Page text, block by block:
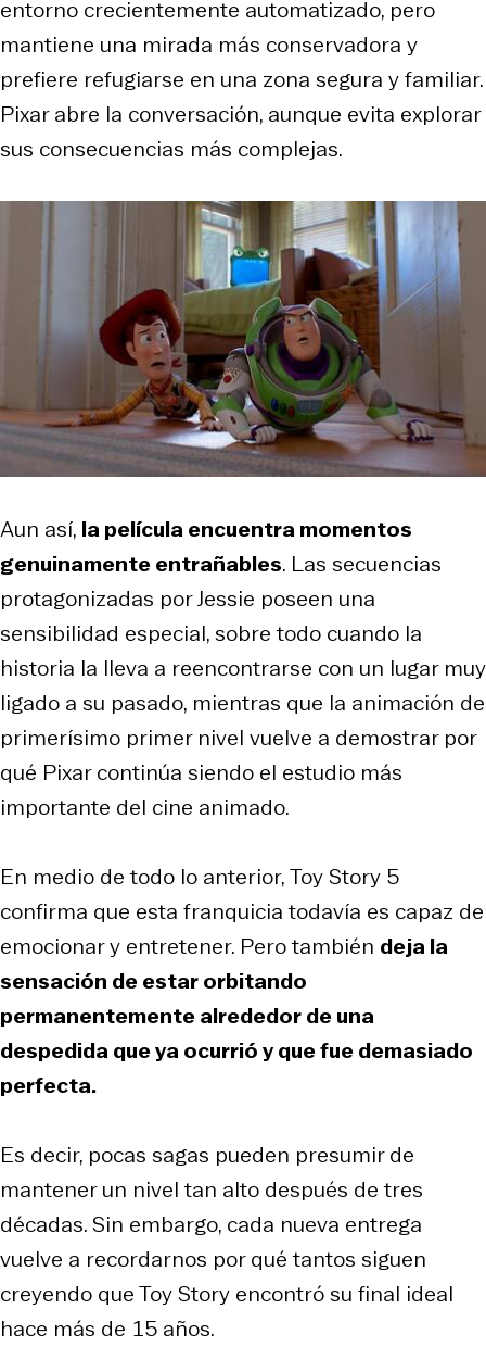
entorno crecientemente automatizado, pero
mantiene una mirada más conservadora y
prefiere refugiarse en una zona segura y familiar.
Pixar abre la conversación, aunque evita explorar
sus consecuencias más complejas.
Aun así, la película encuentra momentos
genuinamente entrañables. Las secuencias
protagonizadas por Jessie poseen una
sensibilidad especial, sobre todo cuando la
historia la lleva a reencontrarse con un lugar muy
ligado a su pasado, mientras que la animación de
primerísimo primer nivel vuelve a demostrar por
qué Pixar continúa siendo el estudio más
importante del cine animado.
En medio de todo lo anterior,Toy Story 5
confirma que esta franquicia todavía es capaz de
emocionar y entretener. Pero también deja la
sensación de estar orbitando
permanentemente alrededor de una
despedida que ya ocurrió y que fue demasiado
perfecta.
Es decir, pocas sagas pueden presumir de
mantener un nivel tan alto después de tres
décadas. Sin embargo, cada nueva entrega
vuelve a recordarnos por qué tantos siguen
creyendo que Toy Story encontró su final ideal
hace más de 15 años.